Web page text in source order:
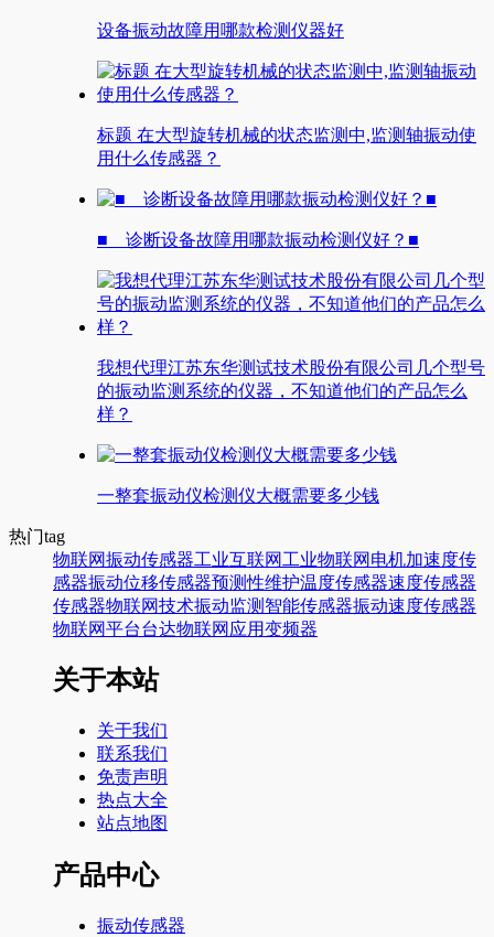
设备振动故障用哪款检测仪器好
标题 在大型旋转机械的状态监测中,监测轴振动使
用什么传感器？
■ 诊断设备故障用哪款振动检测仪好？■
我想代理江苏东华测试技术股份有限公司几个型号
的振动监测系统的仪器，不知道他们的产品怎么
样？
一整套振动仪检测仪大概需要多少钱
热门tag
物联网振动传感器工业互联网 工业物联网 电机加速度传
感器振动位移传感器预测性维护温度传感器速度传感器
传感器物联网技术振动监测 智能传感器振动速度传感器
物联网平台台达物联网应用变频器
关于本站
关于我们
联系我们
免责声明
热点大全
站点地图
产品中心
振动传感器